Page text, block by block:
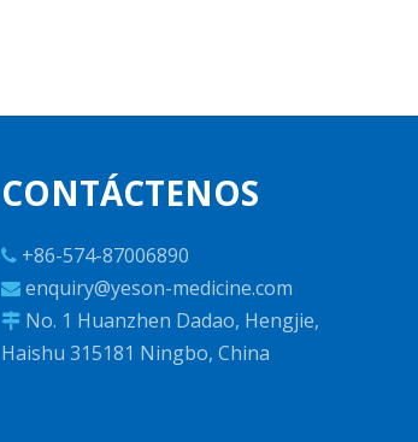
CONTÁCTENOS
 +86-574-87006890
 enquiry@yeson-medicine.com
 No. 1 Huanzhen Dadao, Hengjie,
Haishu 315181 Ningbo, China